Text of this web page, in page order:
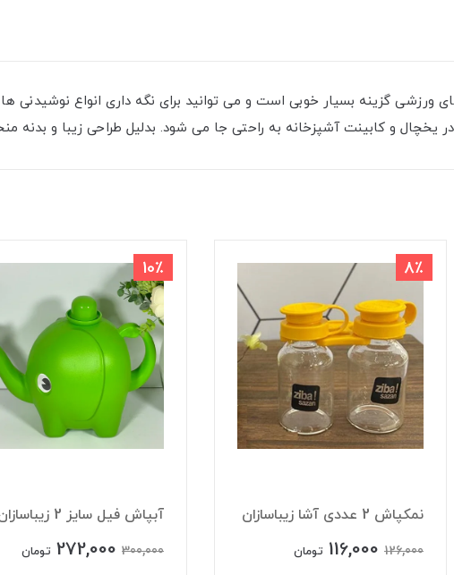
ورزشی گزینه بسیار خوبی است و می توانید برای نگه داری انواع نوشیدنی
یخچال و کابینت آشپزخانه به راحتی جا می شود. بدلیل طراحی زیبا و بدنه
8٪
نمکپاش 2 عددی آشا زیباسازان
126,000
116,000 تومان
10٪
‏آبپاش فیل سایز 2 زیباسازان
300,000
272,000 تومان